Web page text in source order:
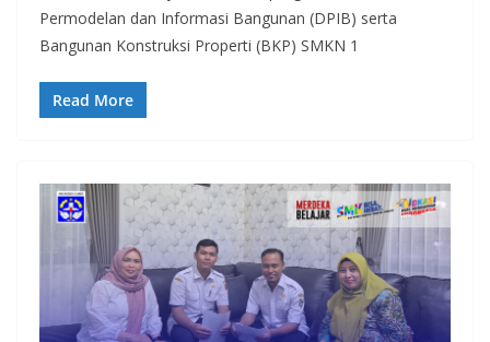
Permodelan dan Informasi Bangunan (DPIB) serta
Bangunan Konstruksi Properti (BKP) SMKN 1
Read More